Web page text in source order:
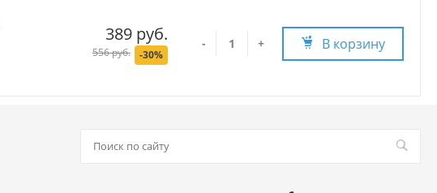
389 руб.
556 руб. -30%
- + В корзину